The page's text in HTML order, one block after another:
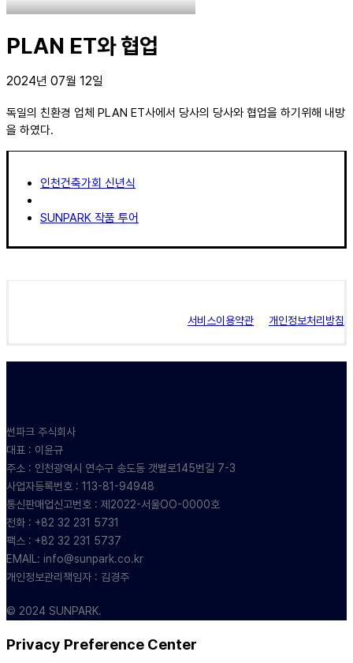
PLAN ET와 협업
2024년 07월 12일
독일의 친환경 업체 PLAN ET사에서 당사의 당사와 협업을 하기위해 내방
을 하였다.
인천건축가회 신년식
SUNPARK 작품 투어
서비스이용약관 개인정보처리방침
썬파크 주식회사
대표 : 이윤규
주소 : 인천광역시 연수구 송도동 갯벌로145번길 7-3
사업자등록번호 : 113-81-94948
통신판매업신고번호 : 제2022-서울OO-0000호
전화 : +82 32 231 5731
팩스 : +82 32 231 5737
EMAIL: info@sunpark.co.kr
개인정보관리책임자 : 김경주
© 2024 SUNPARK.
Privacy Preference Center